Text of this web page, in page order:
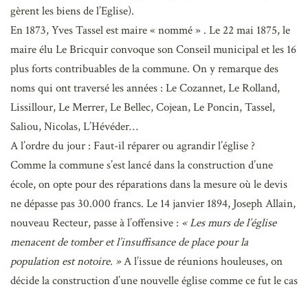
gèrent les biens de l’Eglise).
En 1873, Yves Tassel est maire « nommé » . Le 22 mai 1875, le
maire élu Le Bricquir convoque son Conseil municipal et les 16
plus forts contribuables de la commune. On y remarque des
noms qui ont traversé les années : Le Cozannet, Le Rolland,
Lissillour, Le Merrer, Le Bellec, Cojean, Le Poncin, Tassel,
Saliou, Nicolas, L’Hévéder…
A l’ordre du jour : Faut-il réparer ou agrandir l’église ?
Comme la commune s’est lancé dans la construction d’une
école, on opte pour des réparations dans la mesure où le devis
ne dépasse pas 30.000 francs. Le 14 janvier 1894, Joseph Allain,
nouveau Recteur, passe à l’offensive : « Les murs de l’église
menacent de tomber et l’insuffisance de place pour la
population est notoire. »A l’issue de réunions houleuses, on
décide la construction d’une nouvelle église comme ce fut le cas